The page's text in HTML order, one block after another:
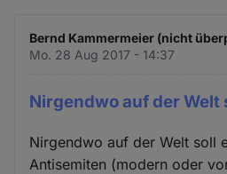
Bernd Kammermeier (nicht
Mo. 28 Aug 2017 - 14:37
Nirgendwo auf der Welt
Nirgendwo auf der Welt soll
Antisemiten (modern oder